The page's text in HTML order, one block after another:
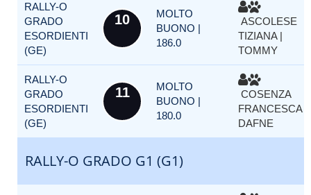
RALLY-O
GRADO
ESORDIENTI
(GE)
10
MOLTO
BUONO |
186.0
ASCOLESE
TIZIANA |
TOMMY
RALLY-O
GRADO
ESORDIENTI
(GE)
11
MOLTO
BUONO |
180.0
COSENZA
FRANCESCA |
DAFNE
RALLY-O GRADO G1 (G1)